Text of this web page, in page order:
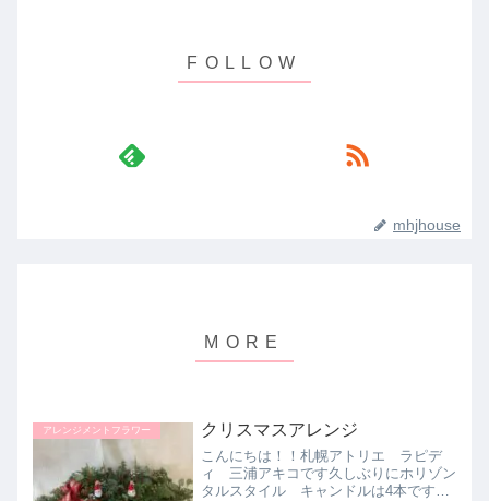
mhjhouse
アレンジメントフラワー クリスマスアレンジ
こんにちは！！札幌アトリエ ラピデ
ィ 三浦アキコです久しぶりにホリゾン
タルスタイル キャンドルは4本です無